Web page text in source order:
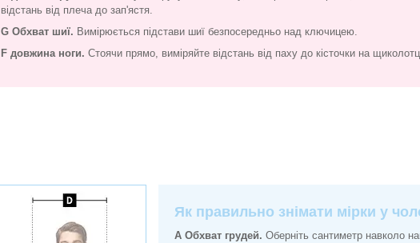
відстань від плеча до зап'ястя.
G Обхват шиї. Вимірюється підстави шиї безпосередньо над ключицею.
F довжина ноги. Стоячи прямо, виміряйте відстань від паху до кісточки на
Як правильно знімати мірки у
A Обхват грудей. Оберніть сантиметр навколо